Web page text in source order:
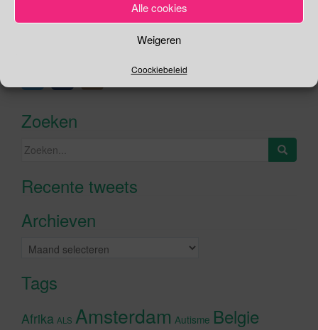
Alle cookies
Weigeren
Coockiebeleid
Social Media
Zoeken
Zoeken
Recente tweetsKlik om marketing cookies te
Archieven
Archieven
Tags
Afrika ALS Amsterdam Autisme Belgie